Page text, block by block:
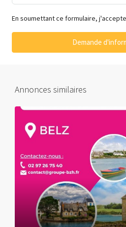
En soumettant ce formulaire, j'accepte
Demande
Annonces similaires